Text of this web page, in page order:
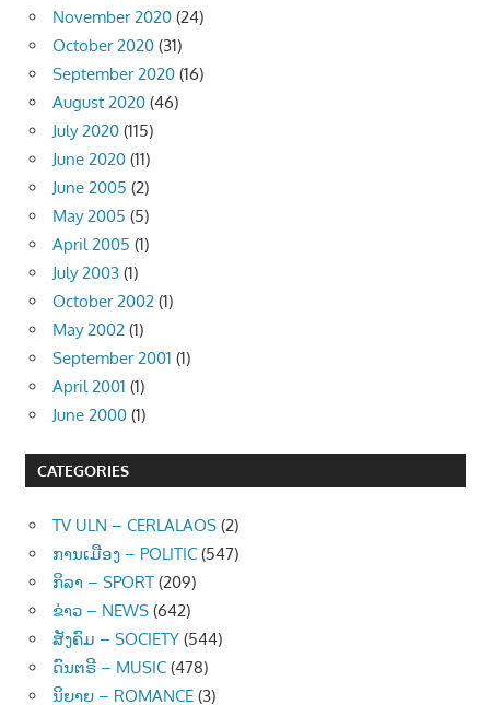
November 2020 (24)
October 2020 (31)
September 2020 (16)
August 2020 (46)
July 2020 (115)
June 2020 (11)
June 2005 (2)
May 2005 (5)
April 2005 (1)
July 2003 (1)
October 2002 (1)
May 2002 (1)
September 2001 (1)
April 2001 (1)
June 2000 (1)
CATEGORIES
TV ULN – CERLALAOS (2)
ການເມືອງ – POLITIC (547)
ກິລາ – SPORT (209)
ຂ່າວ – NEWS (642)
ສັງຄົມ – SOCIETY (544)
ດົນຕຣີ – MUSIC (478)
ນິຍາຍ – ROMANCE (3)